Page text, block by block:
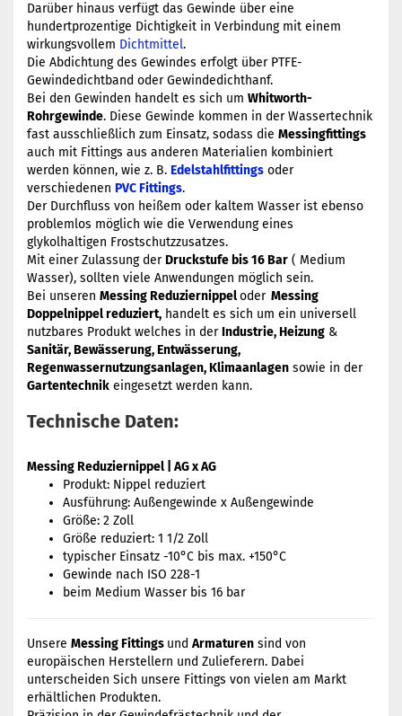
Darüber hinaus verfügt das Gewinde über eine
hundertprozentige Dichtigkeit in Verbindung mit einem
wirkungsvollem Dichtmittel.
Die Abdichtung des Gewindes erfolgt über PTFE-
Gewindedichtband oder Gewindedichthanf.
Bei den Gewinden handelt es sich um Whitworth-
Rohrgewinde. Diese Gewinde kommen in der Wassertechnik
fast ausschließlich zum Einsatz, sodass die Messingfittings
auch mit Fittings aus anderen Materialien kombiniert
werden können, wie z. B. Edelstahlfittings oder
verschiedenen PVC Fittings.
Der Durchfluss von heißem oder kaltem Wasser ist ebenso
problemlos möglich wie die Verwendung eines
glykolhaltigen Frostschutzzusatzes.
Mit einer Zulassung derDruckstufe bis 16 Bar ( Medium
Wasser), sollten viele Anwendungen möglich sein.
Bei unseren Messing ReduziernippeloderMessing
Doppelnippel reduziert, handelt es sich um ein universell
nutzbares Produkt welches in derIndustrie, Heizung &
Sanitär, Bewässerung, Entwässerung,
Regenwassernutzungsanlagen, Klimaanlagen sowie in der
Gartentechnik eingesetzt werden kann.
Technische Daten:
Messing Reduziernippel | AG x AG
Produkt: Nippel reduziert
Ausführung: Außengewinde x Außengewinde
Größe: 2 Zoll
Größe reduziert: 1 1/2 Zoll
typischer Einsatz -10°C bis max. +150°C
Gewinde nach ISO 228-1
beim Medium Wasser bis 16 bar
Unsere Messing Fittings und Armaturen sind von
europäischen Herstellern und Zulieferern. Dabei
unterscheiden Sich unsere Fittings von vielen am Markt
erhältlichen Produkten.